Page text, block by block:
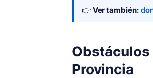
👉 Ver también:
Obstáculos
Provincia